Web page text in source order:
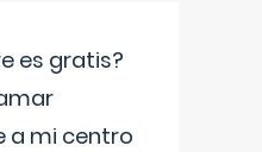
es gratis?
a mi centro